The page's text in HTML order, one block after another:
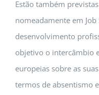
Estão também
nomeadamente em
desenvolvimento
objetivo o intercâmbio
europeias sobre as
termos de absentismo